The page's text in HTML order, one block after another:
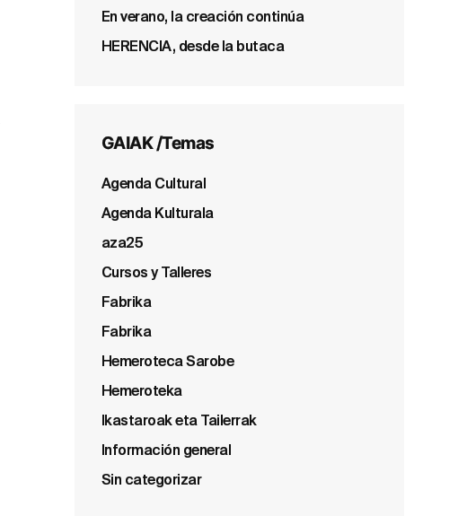
En verano, la creación continúa
HERENCIA, desde la butaca
GAIAK /Temas
Agenda Cultural
Agenda Kulturala
aza25
Cursos y Talleres
Fabrika
Fabrika
Hemeroteca Sarobe
Hemeroteka
Ikastaroak eta Tailerrak
Información general
Sin categorizar